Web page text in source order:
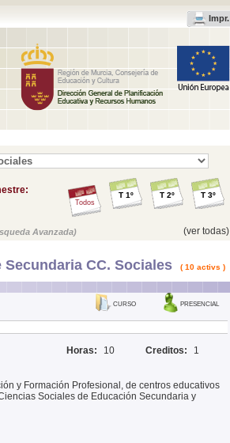
Impr.
T 3º
T 2º
T 1º
Todos
Avanzada) (ver todas)
Secundaria CC. Sociales ( 10 activs )
PRESENCIAL
CURSO
Horas: 10 Creditos:
1
y Formación Profesional, de centros educativos
Sociales de Educación Secundaria y